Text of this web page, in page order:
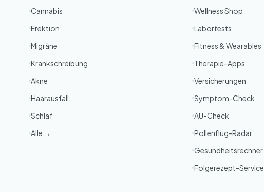
Cannabis
Erektion
Migräne
Krankschreibung
Akne
Haarausfall
Schlaf
Alle →
Wellness Shop
Labortests
Fitness & Wearables
Therapie-Apps
Versicherungen
Symptom-Check
AU-Check
Pollenflug-Radar
Gesundheitsrechner
Folgerezept-Service